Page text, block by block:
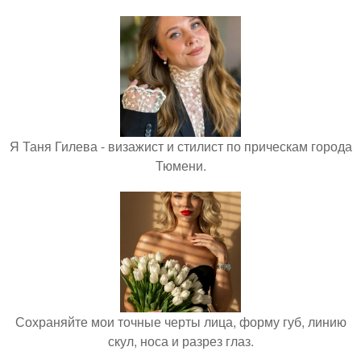
Я Таня Гилева - визажист и стилист по прическам города
Тюмени.
Сохраняйте мои точные черты лица, форму губ, линию
скул, носа и разрез глаз.